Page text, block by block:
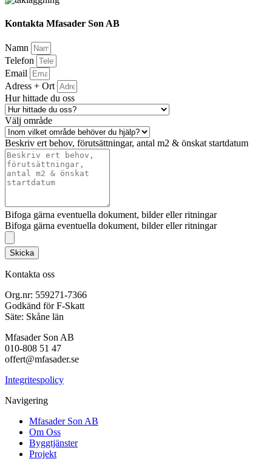
Kontakta Mfasader Son AB
Namn
Telefon
Email
Adress + Ort
Hur hittade du oss
Välj område
Beskriv ert behov, förutsättningar, antal m2 & önskat startdatum
Bifoga gärna eventuella dokument, bilder eller ritningar
Bifoga gärna eventuella dokument, bilder eller ritningar
Skicka
Kontakta oss
Org.nr: 559271-7366
Godkänd för F-Skatt
Säte: Skåne län
Mfasader Son AB
010-808 51 47
offert@mfasader.se
Integritespolicy
Navigering
Mfasader Son AB
Om Oss
Byggtjänster
Projekt